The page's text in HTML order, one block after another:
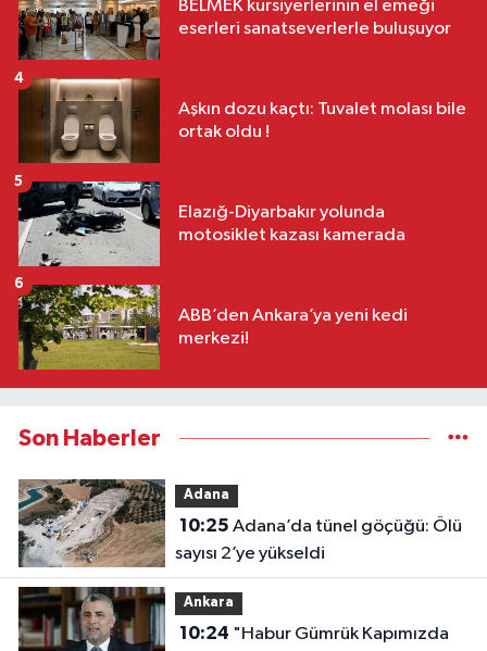
BELMEK kursiyerlerinin el emeği
eserleri sanatseverlerle buluşuyor
Aşkın dozu kaçtı: Tuvalet molası bile
ortak oldu !
4
Elazığ-Diyarbakır yolunda
motosiklet kazası kamerada
5
ABB’den Ankara’ya yeni kedi
merkezi!
6
Son Haberler
Adana
10:25
sayısı 2’ye yükseldi
Ankara
10:24